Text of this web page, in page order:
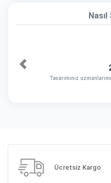
Tasarımınız
Önceki
Ücretsiz Kargo